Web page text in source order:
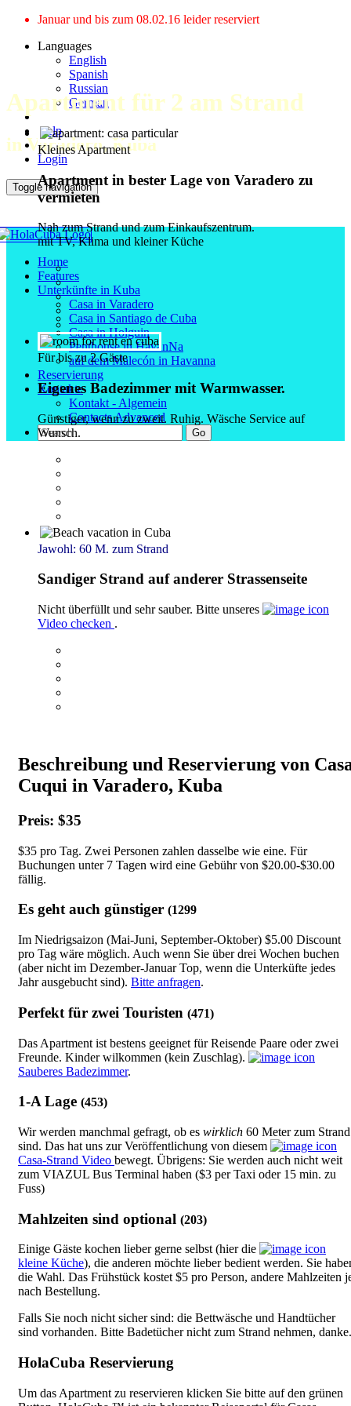
Januar und bis zum 08.02.16 leider reserviert
Languages
English
Spanish
Russian
German
Help
Login
Toggle navigation
Home
Features
Unterkünfte in Kuba
Casa in Varadero
Casa in Santiago de Cuba
Casa in Holguin
Penthouse in HavanNa
auf dem Malecón in Havanna
Reservierung
Kontakte
Kontakt - Algemein
Contacts Advanced
Go
Apartment für 2 am Strand
in Varadero, Kuba
Kleines Apartment
Apartment in bester Lage von Varadero zu
vermieten
Nah zum Strand und zum Einkaufszentrum.
mit TV, Klima und kleiner Küche
Für bis zu 2 Gäste
Eigenes Badezimmer mit Warmwasser.
Günstiger, wenn zu zweit. Ruhig. Wäsche Service auf
Wunsch.
Jawohl: 60 M. zum Strand
Sandiger Strand auf anderer Strassenseite
Nicht überfüllt und sehr sauber. Bitte unseres
Video checken .
Beschreibung und Reservierung von
Cuqui in Varadero, Kuba
Preis: $35
$35 pro Tag. Zwei Personen zahlen dasselbe wie eine. Für
Buchungen unter 7 Tagen wird eine Gebühr von $20.00-$30.00
fällig.
Es geht auch günstiger (1299
Im Niedrigsaizon (Mai-Juni, September-Oktober) $5.00 Discount
pro Tag wäre möglich. Auch wenn Sie über drei Wochen buchen
(aber nicht im Dezember-Januar Top, wenn die Unterküfte jedes
Jahr ausgebucht sind). Bitte anfragen.
Perfekt für zwei Touristen (471)
Das Apartment ist bestens geeignet für Reisende Paare oder zwei
Freunde. Kinder wilkommen (kein Zuschlag).
Sauberes Badezimmer.
1-A Lage (453)
Wir werden manchmal gefragt, ob es wirklich 60 Meter zum Strand
sind. Das hat uns zur Veröffentlichung von diesem
Casa-Strand Video bewegt. Übrigens: Sie werden auch nicht weit
zum VIAZUL Bus Terminal haben ($3 per Taxi oder 15 min. zu
Fuss)
Mahlzeiten sind optional (203)
Einige Gäste kochen lieber gerne selbst (hier die
kleine Küche), die anderen möchte lieber bedient werden. Sie
die Wahl. Das Frühstück kostet $5 pro Person, andere Mahlzeiten
nach Bestellung.
Falls Sie noch nicht sicher sind: die Bettwäsche und Handtücher
sind vorhanden. Bitte Badetücher nicht zum Strand nehmen, danke.
HolaCuba Reservierung
Um das Apartment zu reservieren klicken Sie bitte auf den grünen